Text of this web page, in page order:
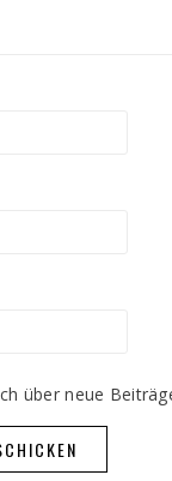
über neue